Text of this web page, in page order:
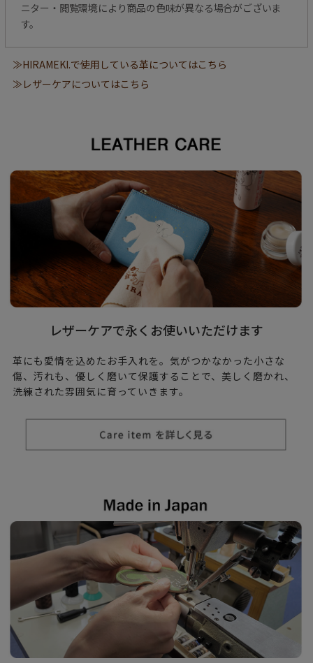
ニター・閲覧環境により商品の色味が異なる場合がございま
す。
≫HIRAMEKI.で使用している革についてはこちら
≫レザーケアについてはこちら
レザーケアで永くお使いいただけます
革にも愛情を込めたお手入れを。気がつかなかった小さな
傷、汚れも、優しく磨いて保護することで、美しく磨かれ、
洗練された雰囲気に育っていきます。